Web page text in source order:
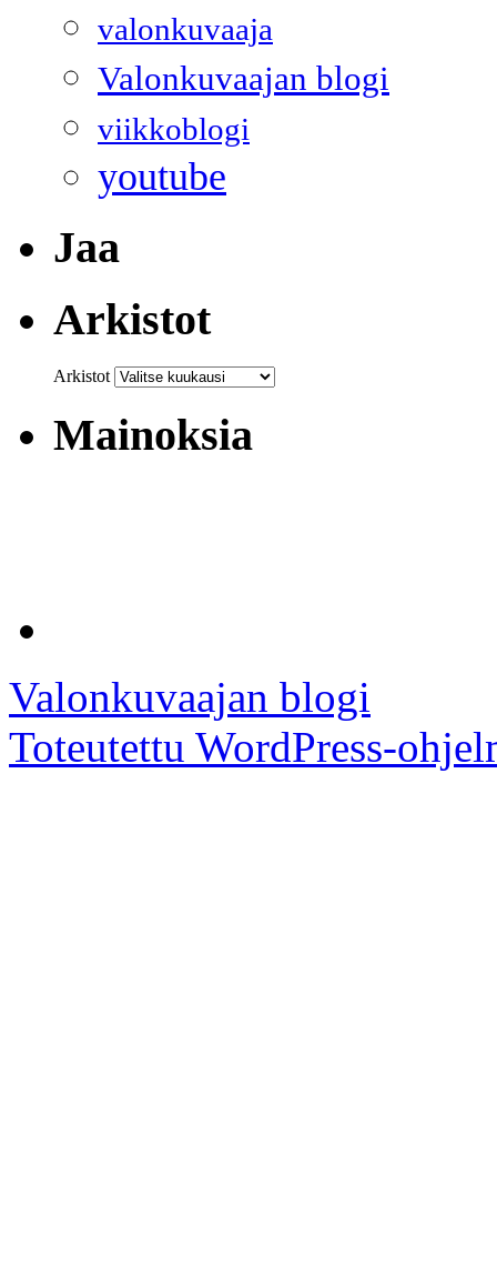
valonkuvaaja
Valonkuvaajan blogi
viikkoblogi
youtube
Jaa
Arkistot
Arkistot
Mainoksia
Valonkuvaajan blogi
Toteutettu WordPress-